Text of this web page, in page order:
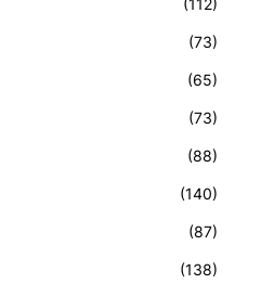
(112)
(73)
(65)
(73)
(88)
(140)
(87)
(138)